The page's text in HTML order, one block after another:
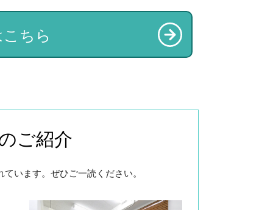
ちら
ご紹介
います。ぜひご一読ください。